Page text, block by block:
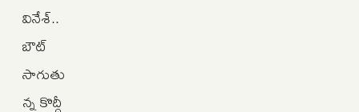
వినేశ్..
బౌట్
సాగుతు
న్న కొద్దీ